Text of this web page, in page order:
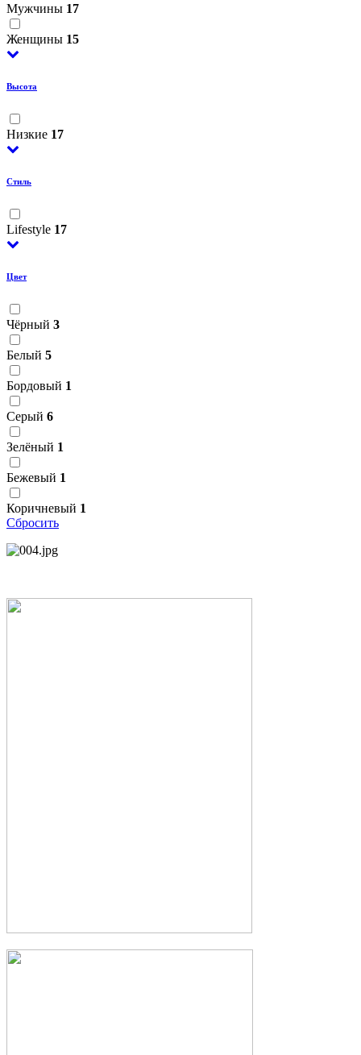
Мужчины 17
Женщины 15
Высота
Низкие 17
Стиль
Lifestyle 17
Цвет
Чёрный 3
Белый 5
Бордовый 1
Серый 6
Зелёный 1
Бежевый 1
Коричневый 1
Сбросить